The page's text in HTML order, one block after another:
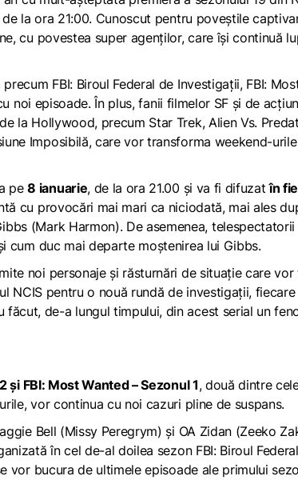
la ora 21:00. Cunoscut pentru poveștile
cu povestea super agenților, care își continuă
precum FBI: Biroul Federal de Investigații, FBI:
noi episoade. În plus, fanii filmelor SF și de
la Hollywood, precum Star Trek, Alien Vs.
Imposibilă, care vor transforma weekend-
pe8 ianuarie, de la ora 21.00 și va fi difuzatîn
cu provocări mai mari ca niciodată, mai ales
(Mark Harmon). De asemenea,
cum duc mai departe moștenirea lui Gibbs.
noi personaje și răsturnări de situație care vor
NCISpentru o nouă rundă de investigații, fiecare
de-a lungul timpului, din acest serial un
și FBI: Most Wanted – Sezonul 1, două dintre
vor continua cu noi cazuri pline de suspans.
Bell (Missy Peregrym) și OA Zidan (Zeeko
în cel de-al doilea sezon FBI: Biroul
vor bucura de ultimele episoade ale primului